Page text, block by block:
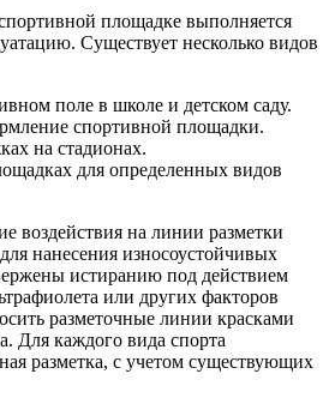
площадке выполняется
Существует несколько видов
поле в школе и детском саду.
спортивной площадки.
на стадионах.
для определенных видов
воздействия на линии разметки
нанесения износоустойчивых
истиранию под действием
или других факторов
разметочные линии красками
Для каждого вида спорта
разметка, с учетом существующих